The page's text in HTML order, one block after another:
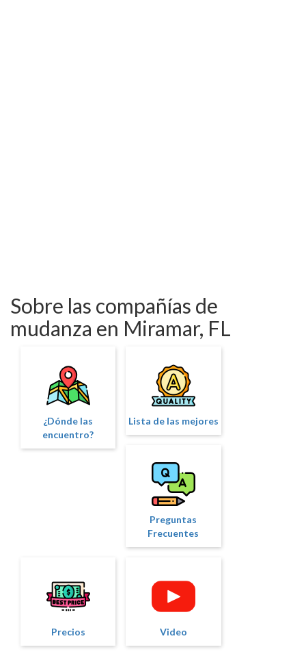
Sobre las compañías de
mudanza en Miramar, FL
¿Dónde las
encuentro?
Lista de las mejores
Preguntas
Frecuentes
Precios Video